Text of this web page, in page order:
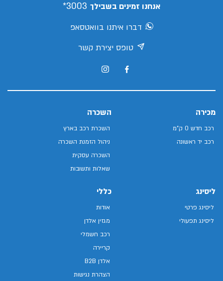
אנחנו זמינים בשבילך 3003*
דברו איתנו בוואטסאפ
טופס יצירת קשר
מכירה
רכב חדש 0 ק"מ
רכב יד ראשונה
השכרה
השכרת רכב בארץ
ניהול הזמנת השכרה
השכרה עסקית
שאלות ותשובות
ליסינג
ליסינג פרטי
ליסינג תפעולי
כללי
אודות
מגזין אלדן
רכב חשמלי
קריירה
אלדן B2B
הצהרת נגישות